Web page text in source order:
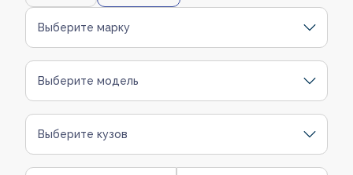
Выберите марку
Выберите модель
Выберите кузов